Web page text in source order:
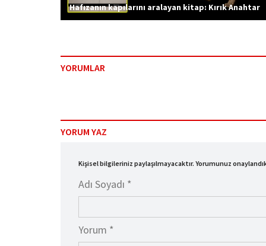
Hafızanın kapılarını aralayan kitap: Kırık Anahtar
YORUMLAR
YORUM YAZ
Kişisel bilgileriniz paylaşılmayacaktır. Yorumunuz
Adı Soyadı *
Yorum *